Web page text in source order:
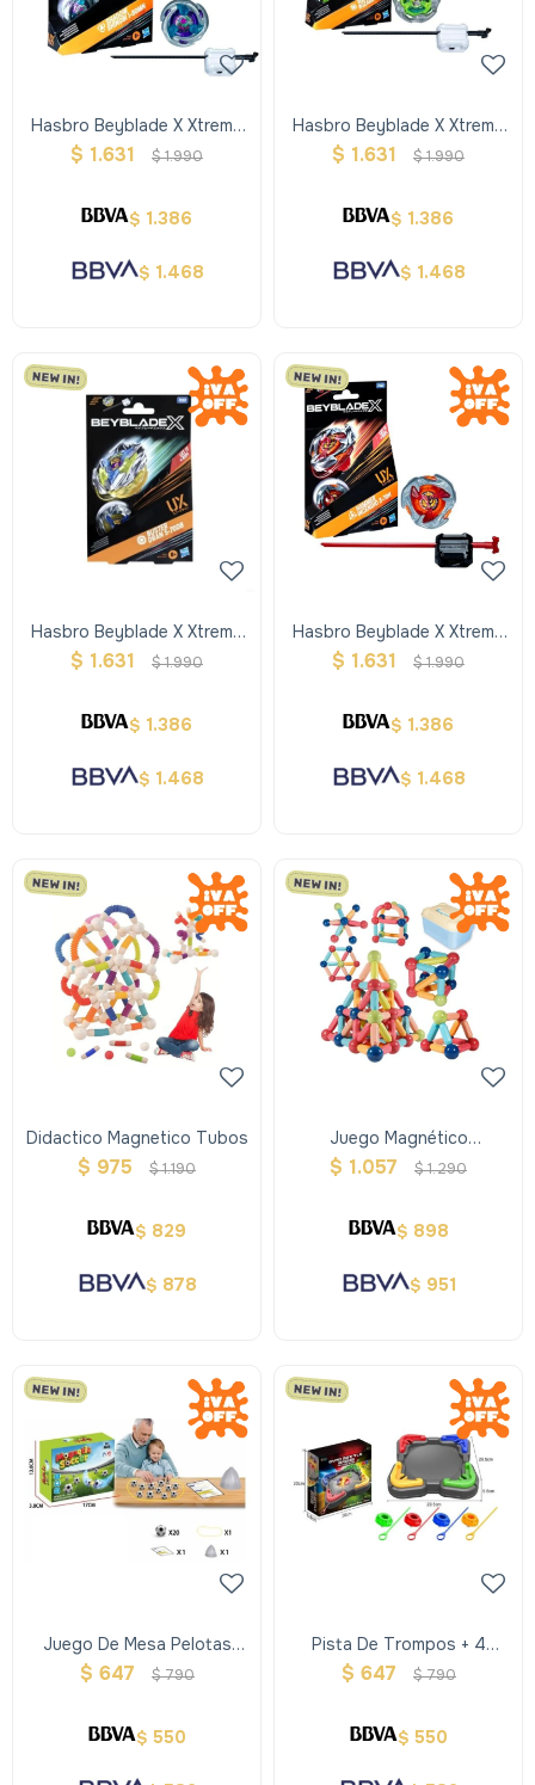
Hasbro Beyblade X Xtreme
Trompo + Lanzador -
$ 1.631 $1.990
$ 1.386
$ 1.468
Hasbro Beyblade X Xtreme
Trompo + Lanzador - Verde
$ 1.631 $1.990
$ 1.386
$ 1.468
Hasbro Beyblade X Xtreme
Trompo + Lanzador -
$ 1.631 $1.990
$ 1.386
$ 1.468
Hasbro Beyblade X Xtreme
Trompo + Lanzador - Rojo
$ 1.631 $1.990
$ 1.386
$ 1.468
Didactico Magnetico Tubos
$ 975 $1.190
$ 829
$ 878
Juego Magnético
Telescopic
$ 1.057 $1.290
$ 898
$ 951
Juego De Mesa Pelotas
Imantadas
$ 647 $790
$ 550
Pista De Trompos + 4
Trompos
$ 647 $790
$ 550